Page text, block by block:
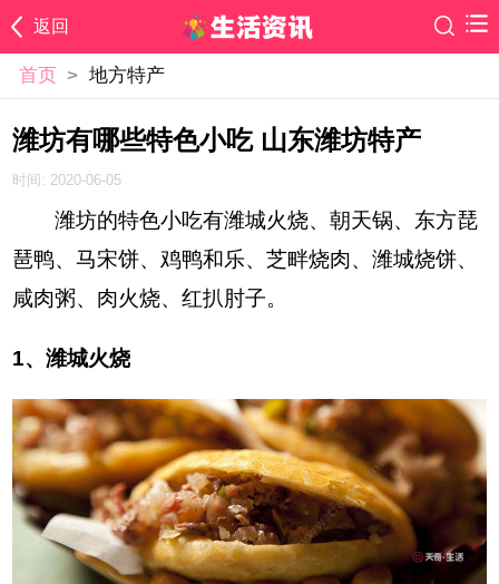
返回
首页 > 地方特产
潍坊有哪些特色小吃 山东潍坊特产
时间: 2020-06-05
潍坊的特色小吃有潍城火烧、朝天锅、东方琵
琶鸭、马宋饼、鸡鸭和乐、芝畔烧肉、潍城烧饼、
咸肉粥、肉火烧、红扒肘子。
1、潍城火烧